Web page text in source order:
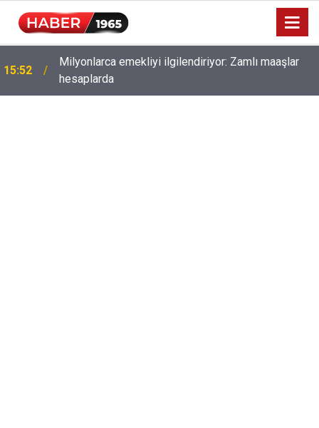
15:52
Milyonlarca emekliyi ilgilendiriyor: Zamlı maaşlar
hesaplarda